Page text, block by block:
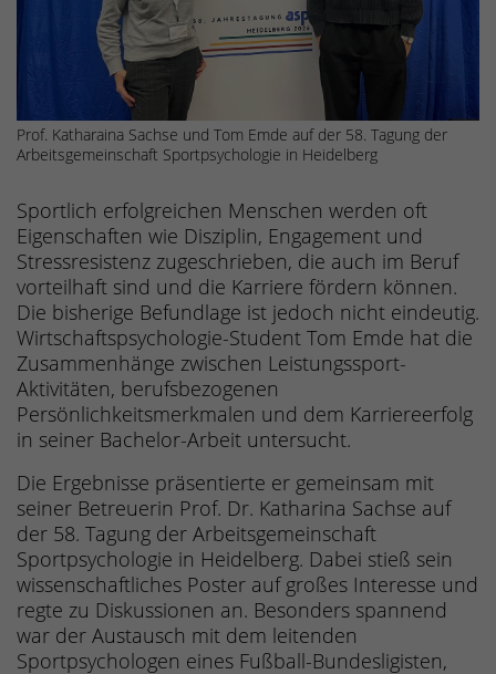
Prof. Katharaina Sachse und Tom Emde auf der 58. Tagung der
Arbeitsgemeinschaft Sportpsychologie in Heidelberg
Sportlich erfolgreichen Menschen werden oft
Eigenschaften wie Disziplin, Engagement und
Stressresistenz zugeschrieben, die auch im Beruf
vorteilhaft sind und die Karriere fördern können.
Die bisherige Befundlage ist jedoch nicht eindeutig.
Wirtschaftspsychologie-Student Tom Emde hat die
Zusammenhänge zwischen Leistungssport-
Aktivitäten, berufsbezogenen
Persönlichkeitsmerkmalen und dem Karriereerfolg
in seiner Bachelor-Arbeit untersucht.
Die Ergebnisse präsentierte er gemeinsam mit
seiner Betreuerin Prof. Dr. Katharina Sachse auf
der 58. Tagung der Arbeitsgemeinschaft
Sportpsychologie in Heidelberg. Dabei stieß sein
wissenschaftliches Poster auf großes Interesse und
regte zu Diskussionen an. Besonders spannend
war der Austausch mit dem leitenden
Sportpsychologen eines Fußball-Bundesligisten,